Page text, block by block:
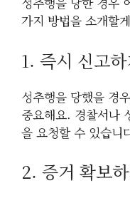
가지 방법을 소개할
1. 즉시 신고하
성추행을 당했을 경
중요해요. 경찰서나
을 요청할 수 있습니
2. 증거 확보